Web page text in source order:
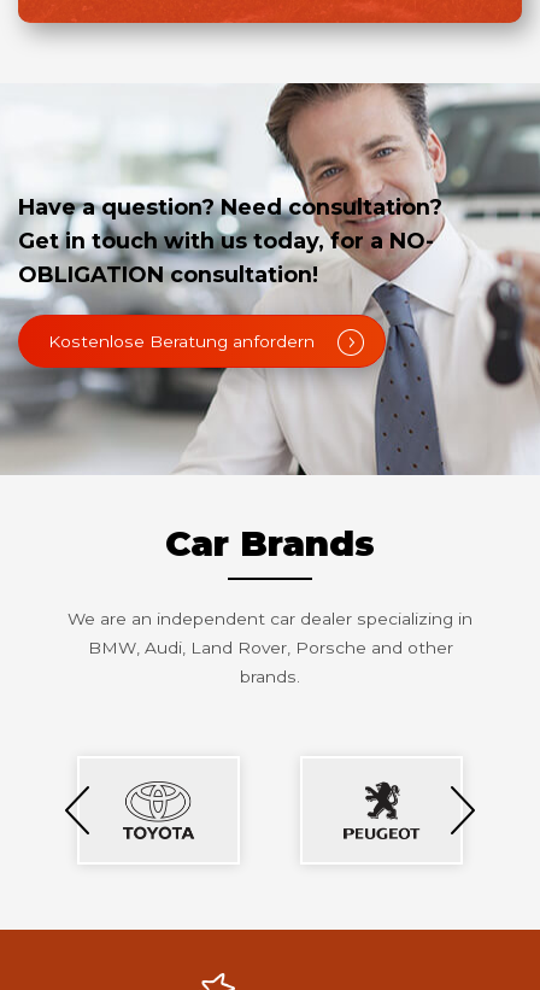
Have a question? Need consultation?
Get in touch with us today, for a NO-
OBLIGATION consultation!
Kostenlose Beratung anfordern
Car Brands
We are an independent car dealer specializing in
BMW, Audi, Land Rover, Porsche and other
brands.